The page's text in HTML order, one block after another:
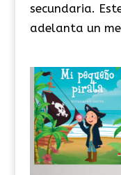
secundaria.
adelanta un